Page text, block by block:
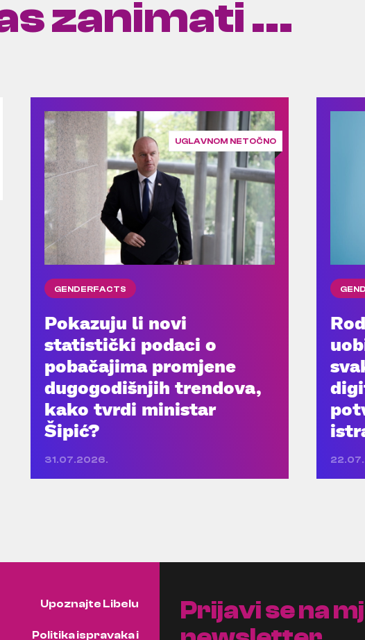
zanimati ...
UGLAVNOM NETOČNO
GENDERFACTS
Pokazuju li novi
statistički podaci o
pobačajima promjene
dugogodišnjih trendova,
kako tvrdi ministar
Šipić?
31.07.2026.
Upoznajte Libelu
Politika ispravaka i
Prijavi se na